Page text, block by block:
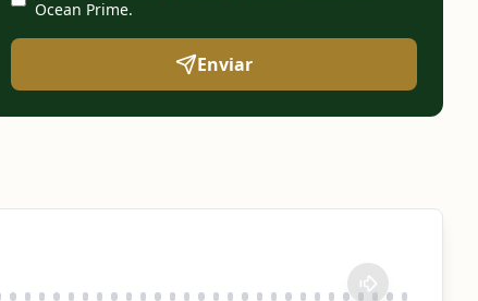
Ocean Prime.
Enviar